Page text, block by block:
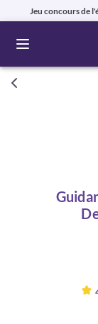
Jeu concours de
Ouvrir le menu